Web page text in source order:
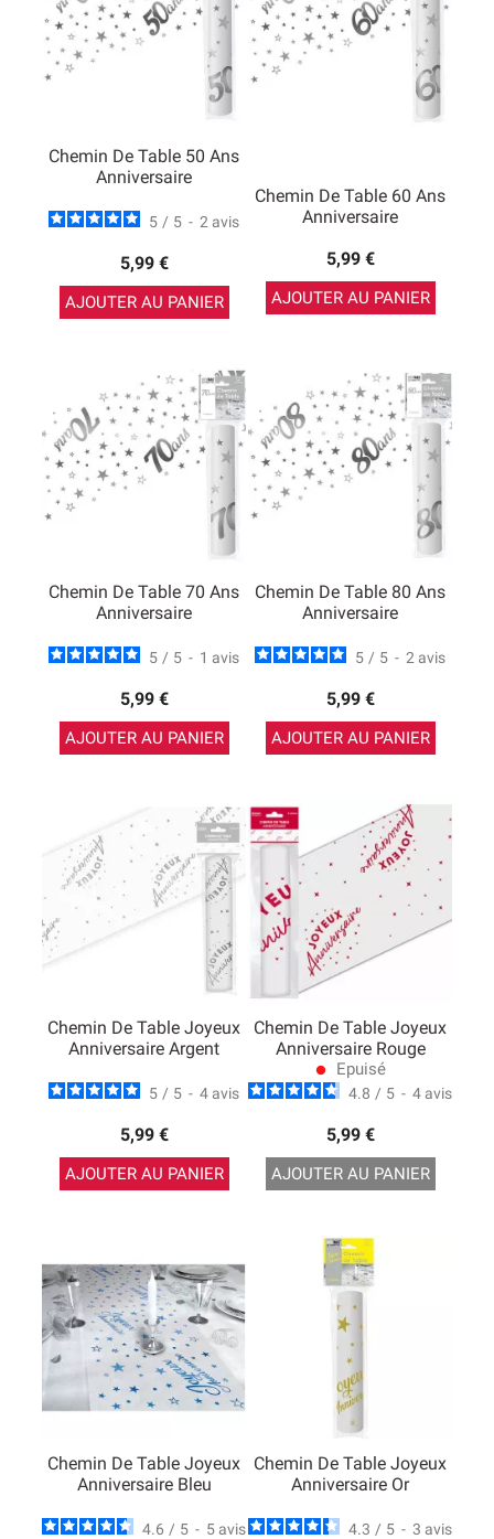
Chemin De Table 50 Ans
Anniversaire
5 / 5 - 2 avis
5,99 €
AJOUTER AU PANIER
Chemin De Table 60 Ans
Anniversaire
5,99 €
AJOUTER AU PANIER
Chemin De Table 70 Ans
Anniversaire
5 / 5 - 1 avis
5,99 €
AJOUTER AU PANIER
Chemin De Table 80 Ans
Anniversaire
5 / 5 - 2 avis
5,99 €
AJOUTER AU PANIER
Chemin De Table Joyeux
Anniversaire Argent
5 / 5 - 4 avis
5,99 €
AJOUTER AU PANIER
Chemin De Table Joyeux
Anniversaire Rouge
lens Epuisé
4.8 / 5 - 4 avis
5,99 €
AJOUTER AU PANIER
Chemin De Table Joyeux
Anniversaire Bleu
4.6 / 5 - 5 avis
Chemin De Table Joyeux
Anniversaire Or
4.3 / 5 - 3 avis